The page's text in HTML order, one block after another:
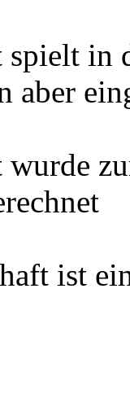
spielt in
aber
ist